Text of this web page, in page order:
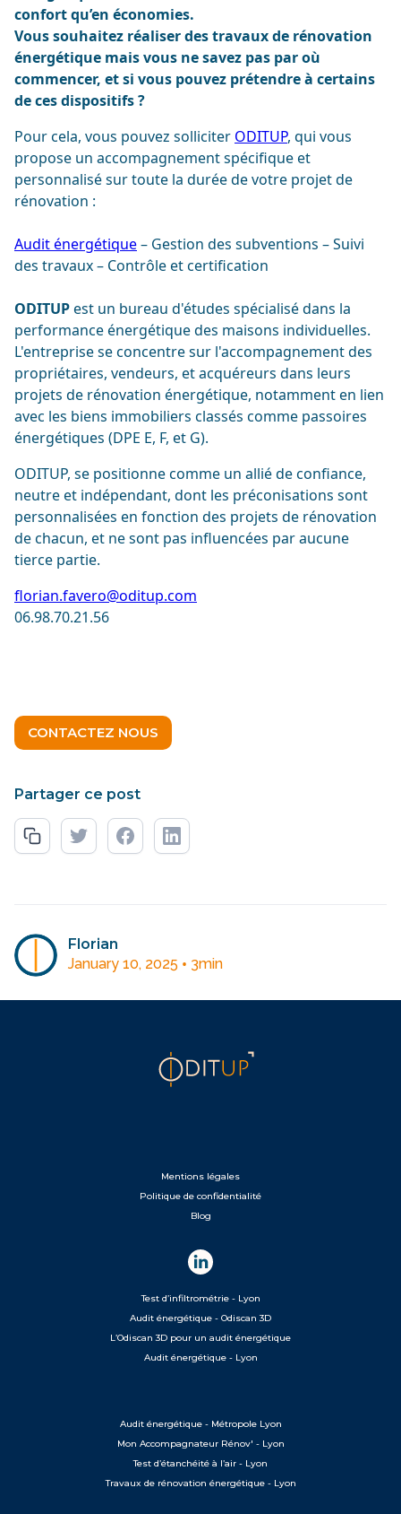
confort qu’en économies.
Vous souhaitez réaliser des travaux de rénovation
énergétique mais vous ne savez pas par où
commencer, et si vous pouvez prétendre à certains
de ces dispositifs ?
Pour cela, vous pouvez solliciter ODITUP, qui vous
propose un accompagnement spécifique et
personnalisé sur toute la durée de votre projet de
rénovation :
Audit énergétique– Gestion des subventions – Suivi
des travaux – Contrôle et certification
ODITUPest un bureau d'études spécialisé dans la
performance énergétique des maisons individuelles.
L'entreprise se concentre sur l'accompagnement des
propriétaires, vendeurs, et acquéreurs dans leurs
projets de rénovation énergétique, notamment en lien
avec les biens immobiliers classés comme passoires
énergétiques (DPE E, F, et G).
ODITUP, se positionne comme un allié de confiance,
neutre et indépendant, dont les préconisations sont
personnalisées en fonction des projets de rénovation
de chacun, et ne sont pas influencées par aucune
tierce partie.
florian.favero@oditup.com
06.98.70.21.56
CONTACTEZ NOUS
Partager ce post
Florian
January 10, 2025 • 3min
Mentions légales
Politique de confidentialité
Blog
Test d’infiltrométrie - Lyon
Audit énergétique - Odiscan 3D
L’Odiscan 3D pour un audit énergétique
Audit énergétique - Lyon
Audit énergétique - Métropole Lyon
Mon Accompagnateur Rénov' - Lyon
Test d’étanchéité à l’air - Lyon
Travaux de rénovation énergétique - Lyon